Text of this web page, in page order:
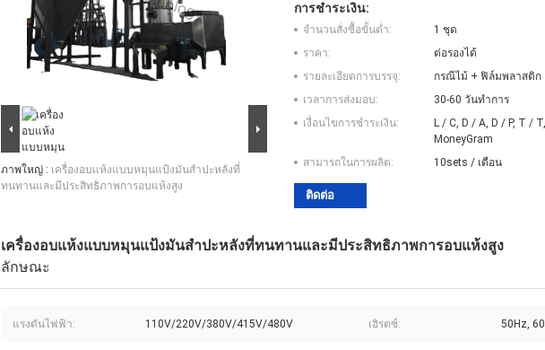
ภาพใหญ่ : เครื่องอบแห้งแบบหมุนแป้งมันสำปะหลังที่
ทนทานและมีประสิทธิภาพการอบแห้งสูง
การชำระเงิน:
จำนวนสั่งซื้อขั้นต่ำ:
1 ชุด
ราคา:
ต่อรองได้
รายละเอียดการบรรจุ:
กรณีไม้ + ฟิล์มพลาสติก
เวลาการส่งมอบ:
30-60 วันทำการ
เงื่อนไขการชำระเงิน:
L / C, D / A, D / P, T /
MoneyGram
สามารถในการผลิต:
10sets / เดือน
ติดต่อ
เครื่องอบแห้งแบบหมุนแป้งมันสำปะหลังที่ทนทานและมีประสิทธิภาพการอบแห้งสูง
ลักษณะ
แรงดันไฟฟ้า: 110V/220V/380V/415V/480V เฮิรตซ์: 50Hz,